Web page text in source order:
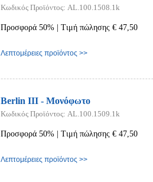
Κωδικός Προϊόντος: AL.100.1508.1k
Προσφορά 50% | Τιμή πώλησης € 47,50
Λεπτομέρειες προϊόντος >>
Berlin III - Μονόφωτο
Κωδικός Προϊόντος: AL.100.1509.1k
Προσφορά 50% | Τιμή πώλησης € 47,50
Λεπτομέρειες προϊόντος >>